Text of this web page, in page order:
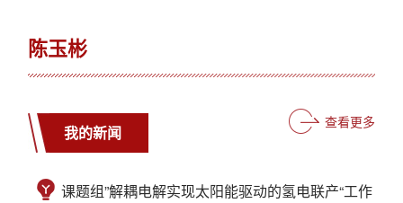
陈玉彬
我的新闻
查看更多
课题组”解耦电解实现太阳能驱动的氢电联产“工作